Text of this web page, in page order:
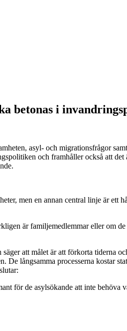
betonas i
asyl- och migrationsfrågor
och framhåller också att
men en annan central linje är ett
är familjemedlemmar eller om
att målet är att förkorta tiderna
långsamma processerna kostar
för de asylsökande att inte behöva